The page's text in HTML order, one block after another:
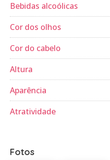
Bebidas alcoólicas
Cor dos olhos
Cor do cabelo
Altura
Aparência
Atratividade
Fotos